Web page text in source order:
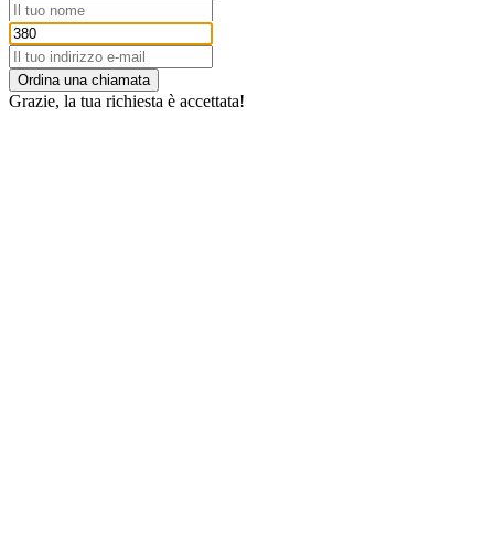
Ordina una chiamata
Grazie, la tua richiesta è accettata!